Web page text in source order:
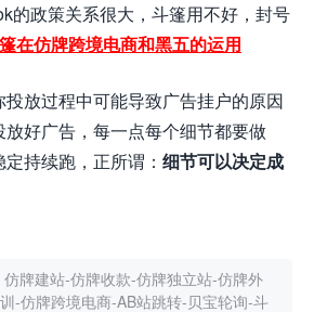
的政策关系很大，斗篷用不好，封号
在仿牌跨境电商和黑五的运用
放过程中可能导致广告挂户的原因
好广告，每一点每个细节都要做
持续跑，正所谓： 细节可以决定成
仿牌建站-仿牌收款-仿牌独立站-仿牌外
-仿牌跨境电商-AB站跳转-贝宝轮询-斗